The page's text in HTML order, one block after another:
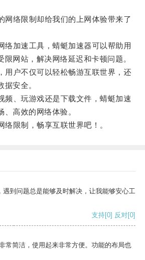
络限制却给我们的上网体验带来了
加速工具，蜻蜓加速器可以帮助用
限网站，解决网络延迟和卡顿问题。
户不仅可以轻松畅游互联世界，还
安全。
、玩游戏还是下载文件，蜻蜓加速
高效的网络体验。
限制，畅享互联世界吧！。
遇到问题总是能够及时解决，让我能够安心工
支持[0] 反对[0]
常简洁，使用起来非常方便。功能的布局也